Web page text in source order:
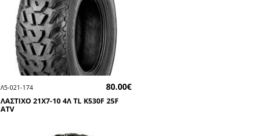
ΛΑΣΤΙΧΟ 21Χ7-10 4Λ TL K530F 25F
ATV
Λ5-021-174 80.00€